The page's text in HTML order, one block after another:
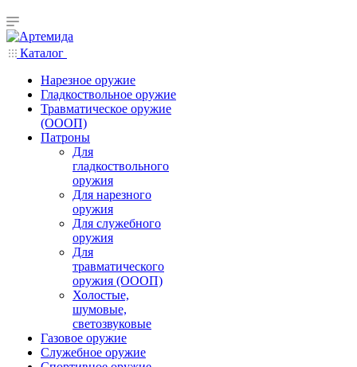
Каталог
Нарезное оружие
Гладкоствольное оружие
Травматическое оружие
(ОООП)
Патроны
Для
гладкоствольного
оружия
Для нарезного
оружия
Для служебного
оружия
Для
травматического
оружия (ОООП)
Холостые,
шумовые,
светозвуковые
Газовое оружие
Служебное оружие